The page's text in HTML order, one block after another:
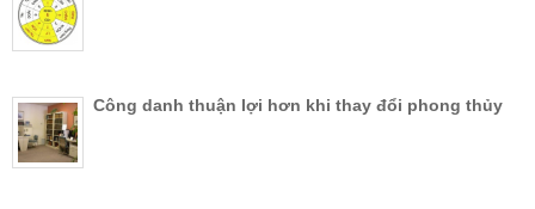
Công danh thuận lợi hơn khi thay đổi phong thủy